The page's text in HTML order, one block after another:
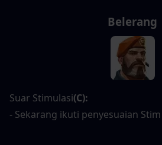
Belerang
Suar Stimulasi(C):
- Sekarang ikuti penyesuaian